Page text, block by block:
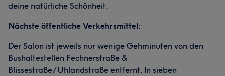
deine natürliche Schönheit.
Nächste öffentliche Verkehrsmittel:
Der Salon ist jeweils nur wenige Gehminuten von den
Bushaltestellen Fechnerstraße &
Blissestraße/Uhlandstraße entfernt. In sieben